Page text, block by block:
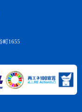
町1655